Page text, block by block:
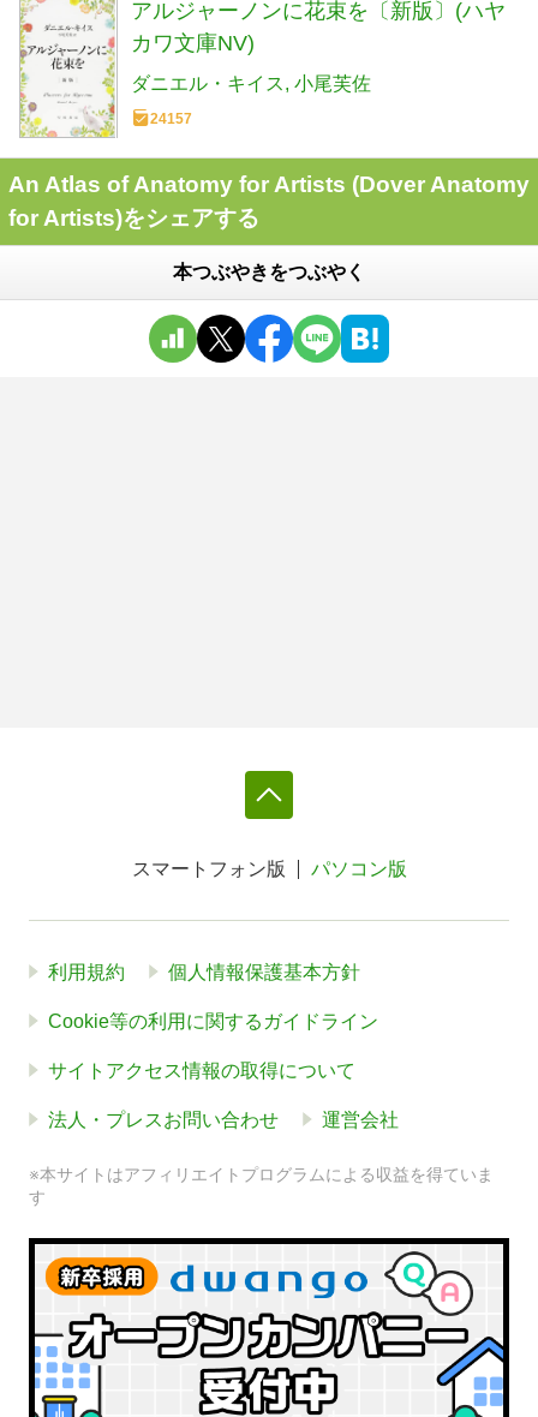
アルジャーノンに花束を〔新版〕(ハヤ
カワ文庫NV)
ダニエル・キイス 小尾芙佐
24157
An Atlas of Anatomy for Artists (Dover Anatomy
for Artists)をシェアする
本つぶやきをつぶやく
スマートフォン版 パソコン版
利用規約 個人情報保護基本方針
Cookie等の利用に関するガイドライン
サイトアクセス情報の取得について
法人・プレスお問い合わせ 運営会社
※本サイトはアフィリエイトプログラムによる収益を得ていま
す